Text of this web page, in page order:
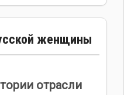
женщины
отрасли